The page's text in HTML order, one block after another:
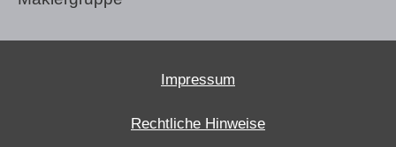
Impressum
Rechtliche Hinweise